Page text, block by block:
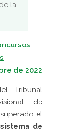
la
de 2022
Tribunal
de
el
de